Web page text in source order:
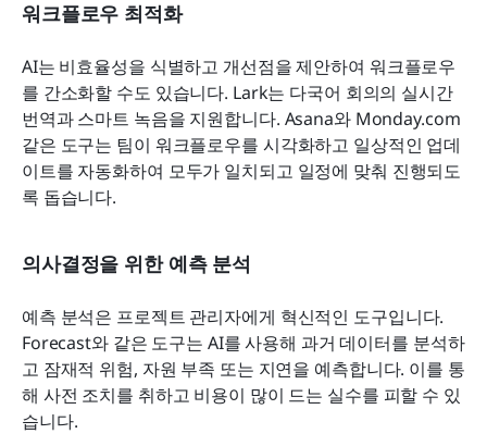
워크플로우 최적화
AI는 비효율성을 식별하고 개선점을 제안하여 워크플로우
를 간소화할 수도 있습니다. Lark는 다국어 회의의 실시간
번역과 스마트 녹음을 지원합니다. Asana와 Monday.com
같은 도구는 팀이 워크플로우를 시각화하고 일상적인 업데
이트를 자동화하여 모두가 일치되고 일정에 맞춰 진행되도
록 돕습니다.
의사결정을 위한 예측 분석
예측 분석은 프로젝트 관리자에게 혁신적인 도구입니다.
Forecast와 같은 도구는 AI를 사용해 과거 데이터를 분석하
고 잠재적 위험, 자원 부족 또는 지연을 예측합니다. 이를 통
해 사전 조치를 취하고 비용이 많이 드는 실수를 피할 수 있
습니다.